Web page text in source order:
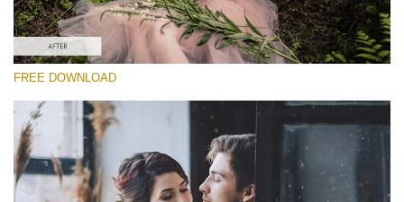
FREE DOWNLOAD